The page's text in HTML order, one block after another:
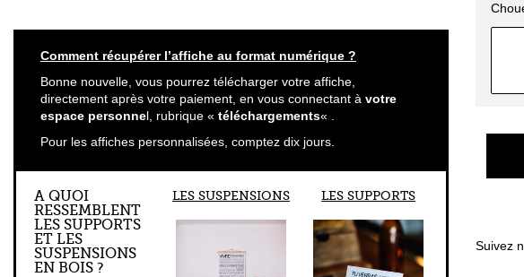
Comment récupérer l’affiche au format numérique ?
Bonne nouvelle, vous pourrez télécharger votre affiche,
directement après votre paiement, en vous connectant à votre
espace personnel, rubrique « téléchargements« .
Pour les affiches personnalisées, comptez dix jours.
A QUOI
RESSEMBLENT
LES SUPPORTS
ET LES
SUSPENSIONS
EN BOIS ?
LES SUSPENSIONS LES SUPPORTS
Suivez